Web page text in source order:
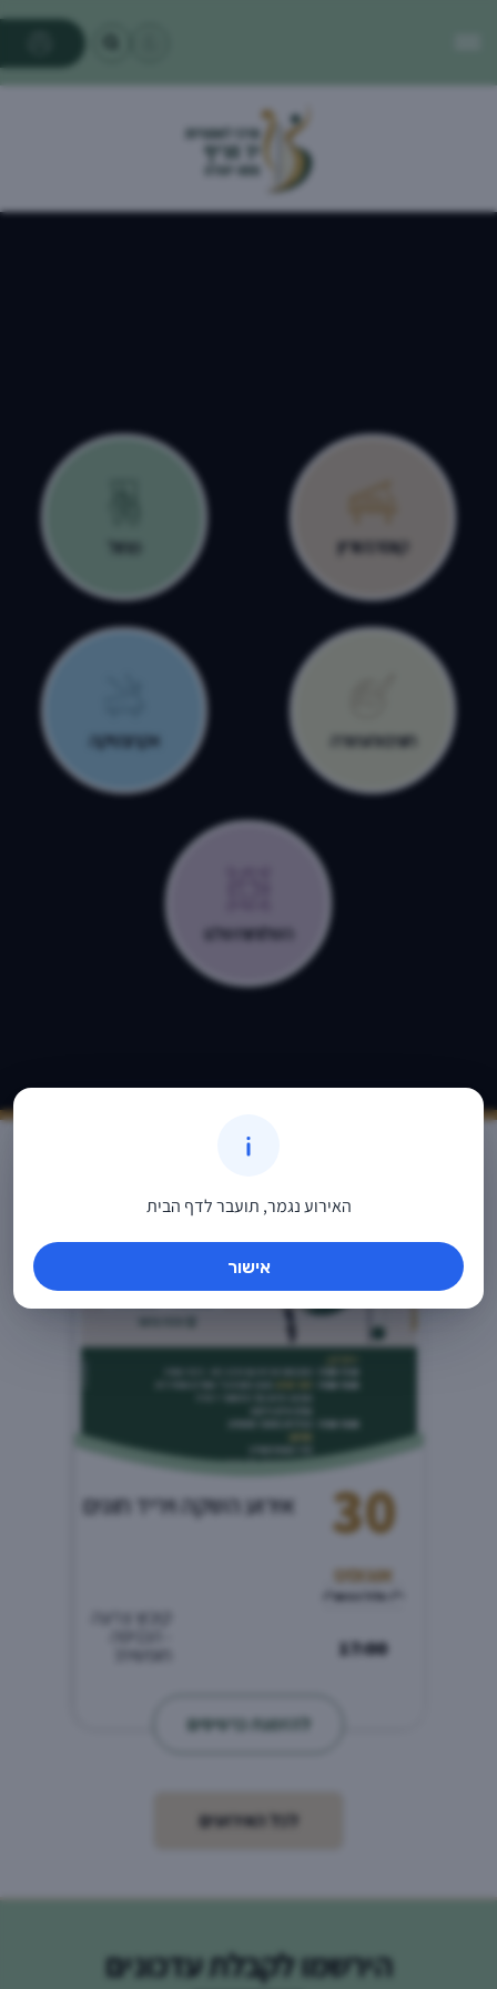
קונסרבטוריון מחול
חוגים והעשרה אקרובטיקה
השלוחות שלנו
אירועים ופעילויות חדשות
30
אוגוסט
י"ז אלול התשפ"ו
17:00
אירוע השקה ויריד חוגים
קיבוץ צרעה
חופשית!
להזמנת כרטיסים
לכל האירועים
הירשמו לקבלת עדכונים
האירוע נגמר, תועבר לדף הבית
אישור